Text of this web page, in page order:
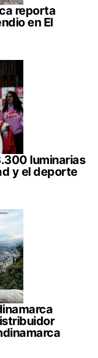
reporta
en El
luminarias
y el deporte